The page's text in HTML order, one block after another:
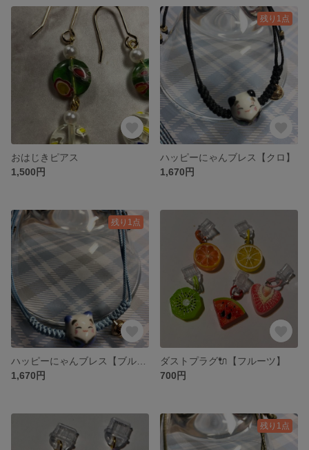
おはじきピアス
1,500円
残り1点
ハッピーにゃんブレス【クロ】
1,670円
残り1点
1,670円
ダストプラグ🔌【フルーツ】
700円
残り1点